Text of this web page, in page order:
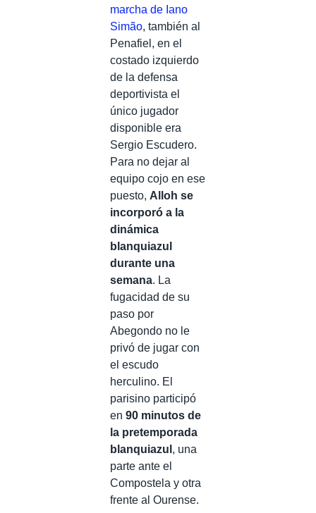
marcha de Iano
Simão, también al
Penafiel, en el
costado izquierdo
de la defensa
deportivista el
único jugador
disponible era
Sergio Escudero.
Para no dejar al
equipo cojo en ese
puesto, Alloh se
incorporó a la
dinámica
blanquiazul
durante una
semana. La
fugacidad de su
paso por
Abegondo no le
privó de jugar con
el escudo
herculino. El
parisino participó
en 90 minutos de
la pretemporada
blanquiazul , una
parte ante el
Compostela y otra
frente al Ourense.